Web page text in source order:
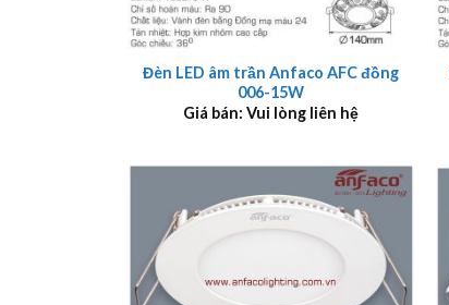
+
Đèn LED âm trần Anfaco AFC đồng
006-15W
Giá bán: Vui lòng liên hệ